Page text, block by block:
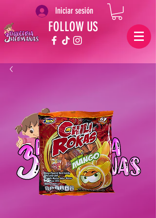
Iniciar sesión
FOLLOW US